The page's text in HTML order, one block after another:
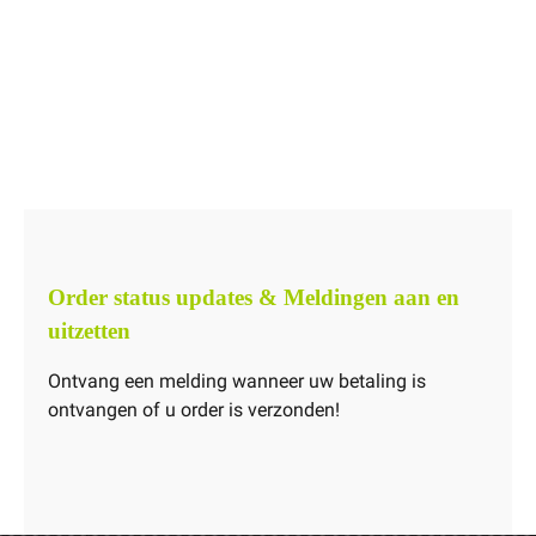
Order status updates & Meldingen aan en
uitzetten
Ontvang een melding wanneer uw betaling is
ontvangen of u order is verzonden!